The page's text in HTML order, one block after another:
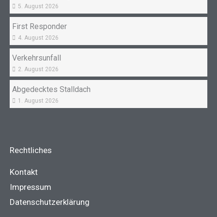
5. August 2026
First Responder
4. August 2026
Verkehrsunfall
2. August 2026
Abgedecktes Stalldach
1. August 2026
Rechtliches
Kontakt
Impressum
Datenschutzerklärung